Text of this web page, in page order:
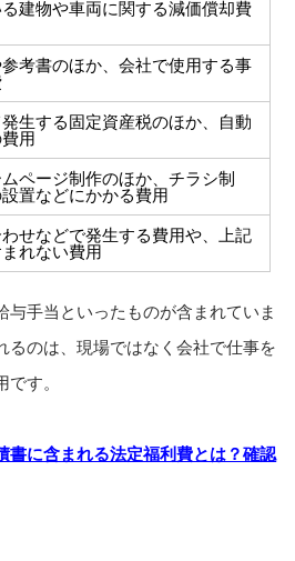
建物や車両に関する減価償却費
考書のほか、会社で使用する事
生する固定資産税のほか、自動
用
ページ制作のほか、チラシ制
置などにかかる費用
せなどで発生する費用や、上記
れない費用
与手当といったものが含まれていま
るのは、現場ではなく会社で仕事を
す。
書に含まれる法定福利費とは？確認